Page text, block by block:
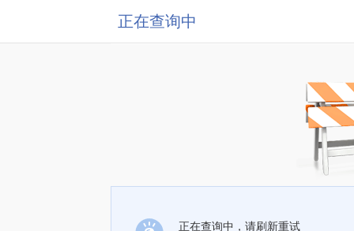
正在查询中
正在查询中，请刷新重试